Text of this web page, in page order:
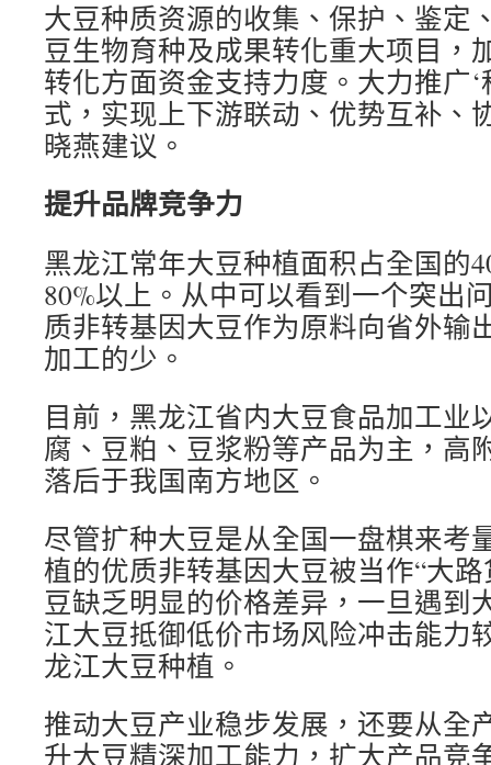
大豆种质资源的收集、保护、鉴定
豆生物育种及成果转化重大项目，
转化方面资金支持力度。大力推广‘
式，实现上下游联动、优势互补、
晓燕建议。
提升品牌竞争力
黑龙江常年大豆种植面积占全国的
80%以上。从中可以看到一个突
质非转基因大豆作为原料向省外输
加工的少。
目前，黑龙江省内大豆食品加工业
腐、豆粕、豆浆粉等产品为主，高
落后于我国南方地区。
尽管扩种大豆是从全国一盘棋来考
植的优质非转基因大豆被当作“大
豆缺乏明显的价格差异，一旦遇到
江大豆抵御低价市场风险冲击能力
龙江大豆种植。
推动大豆产业稳步发展，还要从全
升大豆精深加工能力，扩大产品竞